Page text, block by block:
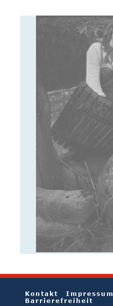
Kontakt Impressum
Barrierefreiheit